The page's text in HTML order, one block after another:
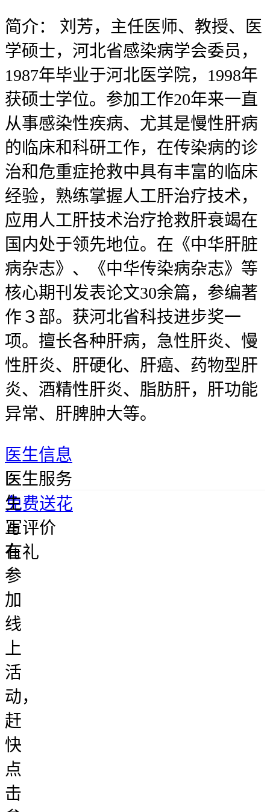
简介：
刘芳，主任医师、教授、医
学硕士，河北省感染病学会委员，
1987年毕业于河北医学院，1998年
获硕士学位。参加工作20年来一直
从事感染性疾病、尤其是慢性肝病
的临床和科研工作，在传染病的诊
治和危重症抢救中具有丰富的临床
经验，熟练掌握人工肝治疗技术，
应用人工肝技术治疗抢救肝衰竭在
国内处于领先地位。在《中华肝脏
病杂志》、《中华传染病杂志》等
核心期刊发表论文30余篇，参编著
作３部。获河北省科技进步奖一
项。擅长各种肝病，急性肝炎、慢
性肝炎、肝硬化、肝癌、药物型肝
炎、酒精性肝炎、脂肪肝，肝功能
异常、肝脾肿大等。
医生信息
医
生
正
在
参
加
线
上
活
动，
赶
快
点
击
医生服务
免费送花
写评价
有礼